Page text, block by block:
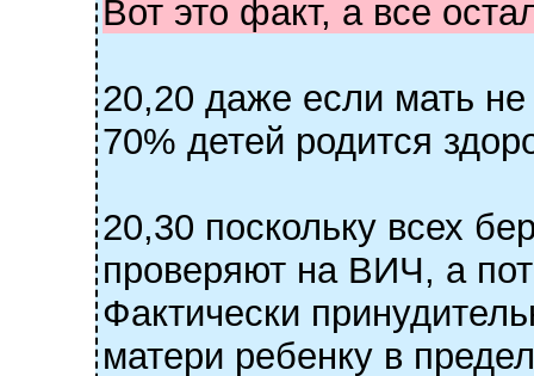
Вот это факт, а все
20,20 даже если мать
70% детей родится
20,30 поскольку всех
проверяют на ВИЧ, а
Фактически
матери ребенку в